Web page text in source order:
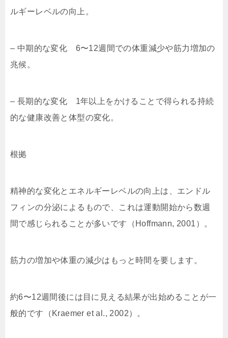
ルギーレベルの向上。
– 中期的な変化 6〜12週間での体重減少や筋力増加の
兆候。
– 長期的な変化 1年以上をかけることで得られる持続
的な健康改善と体型の変化。
根拠
精神的な変化とエネルギーレベルの向上は、エンドル
フィンの分泌によるもので、これは運動開始から数週
間で感じられることが多いです（Hoffmann, 2001）。
筋力の増加や体重の減少はもっと時間を要します。
約6〜12週間後には目に見える結果が出始めることが一
般的です（Kraemer et al., 2002）。